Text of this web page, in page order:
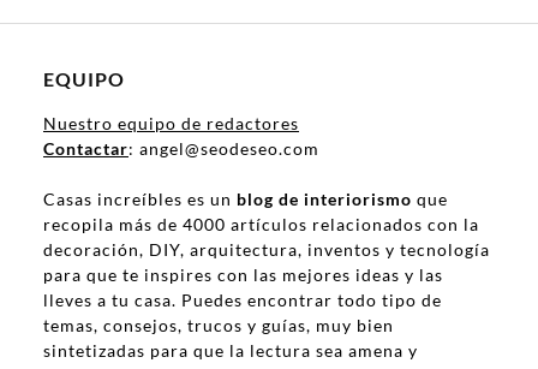
EQUIPO
Nuestro equipo de redactores
Contactar: angel@seodeseo.com
Casas increíbles es un blog de interiorismo que
recopila más de 4000 artículos relacionados con la
decoración, DIY, arquitectura, inventos y tecnología
para que te inspires con las mejores ideas y las
lleves a tu casa. Puedes encontrar todo tipo de
temas, consejos, trucos y guías, muy bien
sintetizadas para que la lectura sea amena y